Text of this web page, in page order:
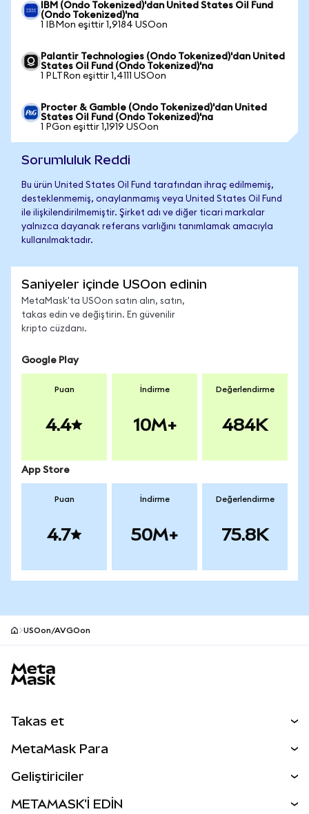
IBM (Ondo Tokenized)'dan United States Oil Fund
(Ondo Tokenized)'na
1 IBMon eşittir 1,9184 USOon
Palantir Technologies (Ondo Tokenized)'dan United
States Oil Fund (Ondo Tokenized)'na
1 PLTRon eşittir 1,4111 USOon
Procter & Gamble (Ondo Tokenized)'dan United
States Oil Fund (Ondo Tokenized)'na
1 PGon eşittir 1,1919 USOon
Sorumluluk Reddi
Bu ürün United States Oil Fund tarafından ihraç edilmemiş,
desteklenmemiş, onaylanmamış veya United States Oil Fund
ile ilişkilendirilmemiştir. Şirket adı ve diğer ticari markalar
yalnızca dayanak referans varlığını tanımlamak amacıyla
kullanılmaktadır.
Saniyeler içinde USOon edinin
MetaMask'ta USOon satın alın, satın,
takas edin ve değiştirin. En güvenilir
kripto cüzdanı.
Google Play
Puan
4.4
İndirme
10M+
Değerlendirme
484K
App Store
Puan
4.7
İndirme
50M+
Değerlendirme
75.8K
USOon/AVGOon
Takas et
Perps
RWA'lar
MetaMask Para
Geliştiriciler
METAMASK'İ EDİN